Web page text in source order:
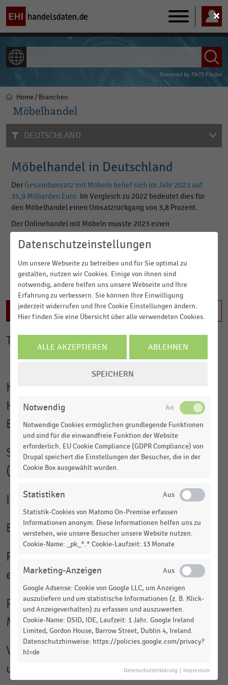
Main
navigation
Powered by FACT-Finder
Pfadnavigation
Home Branchen
Möbelhandel
Möbelhandel in Deutschland
Der Gesamtumsatz mit Möbeln belief sich im Jahr 2023 auf
35,9 Milliarden Euro. Im Vergleich zu 2022 bedeutet dies für
den Möbelhandel einen Umsatzrückgang von 3,8 Prozent.
Der Onlinehandel mit Möbeln musste 2023 einen
Umsatzrückgang von rund 11 Prozent hinnehmen. Insgesamt
lag derOnline-Umsatz im Jahr 2023damit bei rund 3,96
Konjunktur in Deutschland und eine daher tendenziell
schlechtere finanzielle Lage der Haushalte belasten den
Möbelhandel im Online-Geschäft aber auch im stationären
Handel. Insgesamt zeigt sich eine zunehmende Verzahnung
von stationärem Handel und Online-Handel. Besonders bei
vielen Verbraucher:innen vor dem stationären Kauf zur
Information und Vorselektion. Etwa jeder zweite Kunde nutzt
vorab Online-Quellen wie Hersteller- und Preisvergleichs-
hierzulande in Höhe von rund 6,4 Milliarden Euro. Auch im
EHI-
Möbeleinzelhandlernimmt der schwedische Händler den
Spitzenplatz ein.
MEHR LADEN
Inhalt nicht freigeschaltet
Top-Statistiken zum Thema Möbelhandel
Konsumausgaben der deutschen privaten
Haushalte für Möbel und
Einrichtungsgegenstände
Strukturdaten des Möbelhandels
(Jahreserhebung im Handel)
IFH-Distributionsdaten
EHI-Forschungsergebnisse
Ranking der größten Möbelhändler und -
einkaufsverbände in Deutschland
Profile der Top 3 im deutschen
Möbelhandel
Verbraucherverhalten - Kaufabsichten
und Online-Kauf von Möbeln
DEUTSCHLAND
Datenschutzeinstellungen
Um unsere Webseite zu betreiben und für Sie optimal zu
gestalten, nutzen wir Cookies. Einige von ihnen sind
notwendig, andere helfen uns unsere Webseite und Ihre
Erfahrung zu verbessern. Sie können Ihre Einwilligung
jederzeit widerrufen und Ihre Cookie Einstellungen ändern.
Hier finden Sie eine Übersicht über alle verwendeten Cookies.
ALLE AKZEPTIEREN ABLEHNEN
SPEICHERN
Notwendig
Notwendige Cookies ermöglichen grundlegende Funktionen
und sind für die einwandfreie Funktion der Website
erforderlich. EU Cookie Compliance (GDPR Compliance) von
Drupal speichert die Einstellungen der Besucher, die in der
Cookie Box ausgewählt wurden.
Statistiken
Statistik-Cookies von Matomo On-Premise erfassen
Informationen anonym. Diese Informationen helfen uns zu
verstehen, wie unsere Besucher unsere Website nutzen.
Cookie-Name: _pk_*.* Cookie-Laufzeit: 13 Monate
Marketing-Anzeigen
Google Adsense: Cookie von Google LLC, um Anzeigen
auszuliefern und um statistische Informationen (z. B. Klick-
und Anzeigeverhalten) zu erfassen und auszuwerten.
Cookie-Name: DSID, IDE, Laufzeit: 1 Jahr. Google Ireland
Limited, Gordon House, Barrow Street, Dublin 4, Ireland.
Datenschutzhinweise: https://policies.google.com/privacy?
hl=de
Datenschutzerklärung Impressum